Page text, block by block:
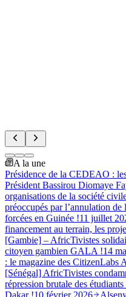
A la une
Présidence de la CEDEAO :
Président Bassirou Diomaye
organisations de la société
préoccupés par l’annulation
forcées en Guinée !11 juillet
financement au terrain, les
[Gambie] – AfricTivistes
citoyen gambien GALA !14
: le magazine des CitizenLabs
[Sénégal] AfricTivistes
répression brutale des